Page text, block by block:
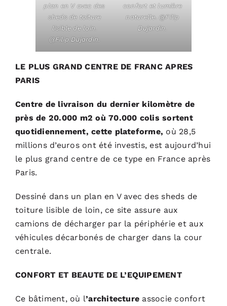
plan en V avec des
sheds de toiture
lisible de loin.
@Filip Dujardin.
confort et lumière
naturelle.@Filip
Dujardin.
LE PLUS GRAND CENTRE DE FRANC APRES
PARIS
Centre de livraison du dernier kilomètre de
près de 20.000 m2 où 70.000 colis sortent
quotidiennement, cette plateforme, où 28,5
millions d’euros ont été investis, est aujourd’hui
le plus grand centre de ce type en France après
Paris.
Dessiné dans un plan en V avec des sheds de
toiture lisible de loin, ce site assure aux
camions de décharger par la périphérie et aux
véhicules décarbonés de charger dans la cour
centrale.
CONFORT ET BEAUTE DE L’EQUIPEMENT
Ce bâtiment, où l’architecture associe confort